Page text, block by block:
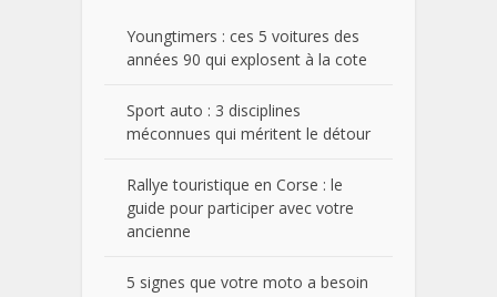
Youngtimers : ces 5 voitures des
années 90 qui explosent à la cote
Sport auto : 3 disciplines
méconnues qui méritent le détour
Rallye touristique en Corse : le
guide pour participer avec votre
ancienne
5 signes que votre moto a besoin